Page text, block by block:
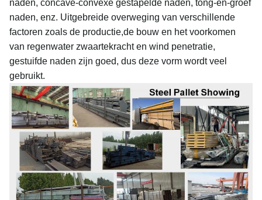
naden, concave-convexe gestapelde naden, tong-en-groef
naden, enz. Uitgebreide overweging van verschillende
factoren zoals de productie,de bouw en het voorkomen
van regenwater zwaartekracht en wind penetratie,
gestuifde naden zijn goed, dus deze vorm wordt veel
gebruikt.